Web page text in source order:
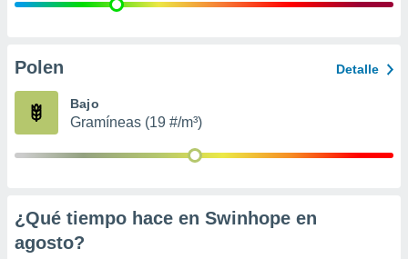
e
publicidad
Polen Detalle
Bajo
Gramíneas (19 #/m³)
¿Qué tiempo hace en Swinhope en
agosto?